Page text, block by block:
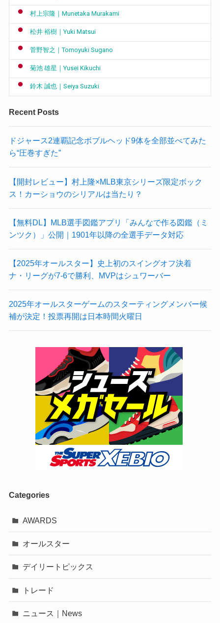
村上宗隆｜Munetaka Murakami
松井 裕樹｜Yuki Matsui
菅野智之｜Tomoyuki Sugano
菊池 雄星｜Yusei Kikuchi
鈴木 誠也｜Seiya Suzuki
Recent Posts
ドジャース2連覇記念ボブルヘッド9体を全部並べてみた
ら“圧巻すぎた”
【開封レビュー】村上隆×MLB東京シリーズ限定ボック
ス！カーショウのシリアルは当たり？
【無料DL】MLB選手図鑑アプリ「みんなで作る図鑑（ミ
ンツク）」公開｜1901年以降の全選手データ対応
【2025年オールスター】史上初のスイングオフ決着
ナ・リーグが7-6で勝利、MVPはシュワーバー
2025年オールスターゲームのスターティングメンバー候
補が決定！投票再開は日本時間火曜日
Categories
AWARDS
オールスター
デイリートピックス
トレード
ニュース｜News